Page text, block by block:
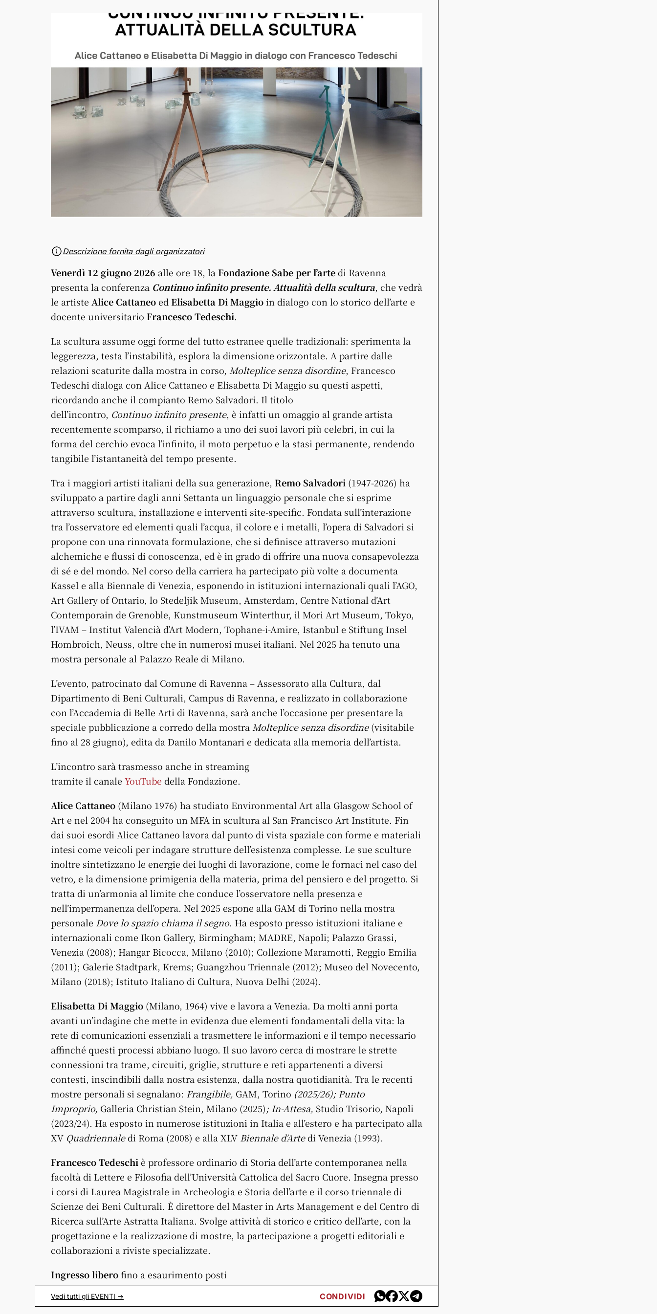
Descrizione fornita dagli organizzatori
Venerdì 12 giugno 2026 alle ore 18, la Fondazione Sabeper l’artedi Ravenna
presenta la conferenza Continuo infinito presente. Attualità della scultura, che vedrà
le artiste Alice Cattaneoed Elisabetta Di Maggioin dialogo con lo storico dell’arte e
docente universitario Francesco Tedeschi.
La scultura assume oggi forme del tutto estranee quelle tradizionali: sperimenta la
leggerezza, testa l’instabilità, esplora la dimensione orizzontale. A partire dalle
relazioni scaturite dalla mostra in corso, Molteplice senza disordine, Francesco
Tedeschi dialoga con Alice Cattaneo e Elisabetta Di Maggio su questi aspetti,
ricordando anche il compianto Remo Salvadori. Il titolo
dell’incontro, Continuo infinito presente, è infatti un omaggio al grande artista
recentemente scomparso, il richiamo a uno dei suoi lavori più celebri, in cui la
forma del cerchio evoca l’infinito, il moto perpetuo e la stasi permanente, rendendo
tangibile l’istantaneità del tempo presente.
Tra i maggiori artisti italiani della sua generazione, Remo Salvadori (1947-2026) ha
sviluppato a partire dagli anni Settanta un linguaggio personale che si esprime
attraverso scultura, installazione e interventi site-specific. Fondata sull’interazione
tra l’osservatore ed elementi quali l’acqua, il colore e i metalli, l’opera di Salvadori si
propone con una rinnovata formulazione, che si definisce attraverso mutazioni
alchemiche e flussi di conoscenza, ed è in grado di offrire una nuova consapevolezza
di sé e del mondo. Nel corso della carriera ha partecipato più volte a documenta
Kassel e alla Biennale di Venezia, esponendo in istituzioni internazionali quali l’AGO,
Art Gallery of Ontario, lo Stedeljik Museum, Amsterdam, Centre National d’Art
Contemporain de Grenoble, Kunstmuseum Winterthur, il Mori Art Museum, Tokyo,
l’IVAM – Institut Valencià d’Art Modern, Tophane-i-Amire, Istanbul e Stiftung Insel
Hombroich, Neuss, oltre che in numerosi musei italiani. Nel 2025 ha tenuto una
mostra personale al Palazzo Reale di Milano.
L’evento, patrocinato dal Comune di Ravenna – Assessorato alla Cultura, dal
Dipartimento di Beni Culturali, Campus di Ravenna, e realizzato in collaborazione
con l’Accademia di Belle Arti di Ravenna, sarà anche l’occasione per presentare la
speciale pubblicazione a corredo della mostra Molteplice senza disordine(visitabile
fino al 28 giugno), edita da Danilo Montanari e dedicata alla memoria dell’artista.
L’incontro sarà trasmesso anche in streaming
tramite il canale YouTube della Fondazione.
Alice Cattaneo (Milano 1976) ha studiato Environmental Art alla Glasgow School of
Art e nel 2004 ha conseguito un MFA in scultura al San Francisco Art Institute. Fin
dai suoi esordi Alice Cattaneo lavora dal punto di vista spaziale con forme e materiali
intesi come veicoli per indagare strutture dell’esistenza complesse. Le sue sculture
inoltre sintetizzano le energie dei luoghi di lavorazione, come le fornaci nel caso del
vetro, e la dimensione primigenia della materia, prima del pensiero e del progetto. Si
tratta di un’armonia al limite che conduce l’osservatore nella presenza e
nell’impermanenza dell’opera. Nel 2025 espone alla GAM di Torino nella mostra
personale Dove lo spazio chiama ilsegno. Ha esposto presso istituzioni italiane e
internazionali come Ikon Gallery, Birmingham; MADRE, Napoli; Palazzo Grassi,
Venezia (2008); Hangar Bicocca, Milano (2010); Collezione Maramotti, Reggio Emilia
(2011); Galerie Stadtpark, Krems; Guangzhou Triennale (2012); Museo del Novecento,
Milano (2018); Istituto Italiano di Cultura, Nuova Delhi (2024).
Elisabetta Di Maggio (Milano, 1964) vive e lavora a Venezia. Da molti anni porta
avanti un’indagine che mette in evidenza due elementi fondamentali della vita: la
rete di comunicazioni essenziali a trasmettere le informazioni e il tempo necessario
affinché questi processi abbiano luogo. Il suo lavoro cerca di mostrare le strette
connessioni tra trame, circuiti, griglie, strutture e reti appartenenti a diversi
contesti, inscindibili dalla nostra esistenza, dalla nostra quotidianità. Tra le recenti
mostre personali si segnalano: Frangibile, GAM, Torino (2025/26); Punto
Improprio, Galleria Christian Stein, Milano (2025); In-Attesa, Studio Trisorio, Napoli
(2023/24). Ha esposto in numerose istituzioni in Italia e all’estero e ha partecipato alla
XV Quadriennaledi Roma (2008) e alla XLV Biennale d’Artedi Venezia (1993).
Francesco Tedeschi è professore ordinario di Storia dell’arte contemporanea nella
facoltà di Lettere e Filosofia dell’Università Cattolica del Sacro Cuore. Insegna presso
i corsi di Laurea Magistrale in Archeologia e Storia dell’arte e il corso triennale di
Scienze dei Beni Culturali. È direttore del Master in Arts Management e del Centro di
Ricerca sull’Arte Astratta Italiana. Svolge attività di storico e critico dell’arte, con la
progettazione e la realizzazione di mostre, la partecipazione a progetti editoriali e
collaborazioni a riviste specializzate.
Ingresso liberofino a esaurimento posti
Vedi tutti gli EVENTI -> CONDIVIDI